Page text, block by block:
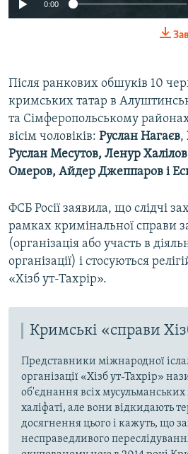
0:00
Після ранкових обшуків 10
кримських татар в
та Сімферопольському
вісім чоловіків: Руслан Нагаєв,
Руслан Месутов, Ленур
Омеров, Айдер Джеппаров і
ФСБ Росії заявила, що слідчі
рамках кримінальної справи
(організація або участь в
організації) і стосуються
«Хізб ут-Тахрір».
Кримські «справи
Представники міжнародної
організації «Хізб ут-Тахрір»
об'єднання всіх мусульманських
халіфаті, але вони відкидають
досягнення цього і кажуть, що
несправедливого переслідування